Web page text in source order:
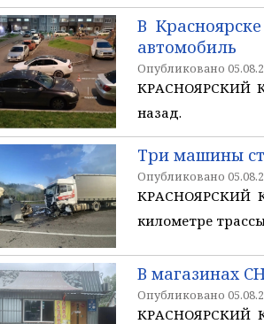
В
автомобиль
Опубликовано
КРАСНОЯРСКИЙ
назад.
Три машины
Опубликовано
КРАСНОЯРСКИЙ
километре
В магазинах
Опубликовано
КРАСНОЯРСКИЙ